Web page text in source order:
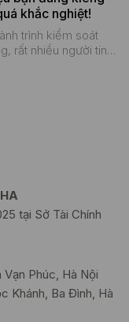
khắc nghiệt!
trình kiểm soát
rất nhiều người tin
đầu, việc cắt giảm
ăn có thể khiến
đang phát huy
Nhưng trên thực tế,
thể là lúc cơ thể
ra những tín hiệu
rằng nó đang rơi
tại Sở Tài Chính
Phúc, Hà Nội
Khánh, Ba Đình, Hà